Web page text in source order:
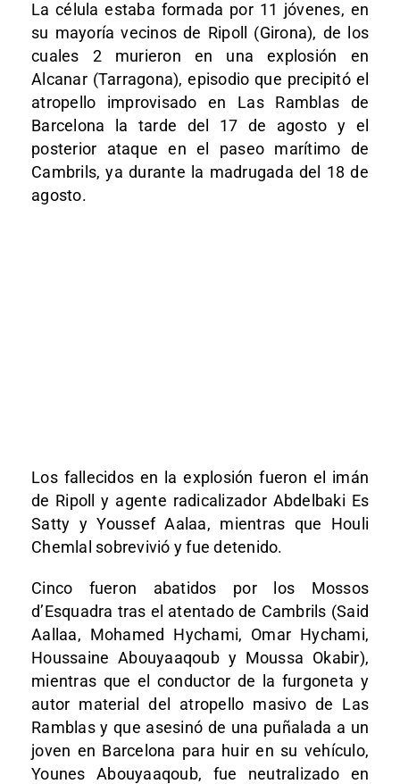
La célula estaba formada por 11 jóvenes, en
su mayoría vecinos de Ripoll (Girona), de los
cuales 2 murieron en una explosión en
Alcanar (Tarragona), episodio que precipitó el
atropello improvisado en Las Ramblas de
Barcelona la tarde del 17 de agosto y el
posterior ataque en el paseo marítimo de
Cambrils, ya durante la madrugada del 18 de
agosto.
Los fallecidos en la explosión fueron el imán
de Ripoll y agente radicalizador Abdelbaki Es
Satty y Youssef Aalaa, mientras que Houli
Chemlal sobrevivió y fue detenido.
Cinco fueron abatidos por los Mossos
d’Esquadra tras el atentado de Cambrils (Said
Aallaa, Mohamed Hychami, Omar Hychami,
Houssaine Abouyaaqoub y Moussa Okabir),
mientras que el conductor de la furgoneta y
autor material del atropello masivo de Las
Ramblas y que asesinó de una puñalada a un
joven en Barcelona para huir en su vehículo,
Younes Abouyaaqoub, fue neutralizado en